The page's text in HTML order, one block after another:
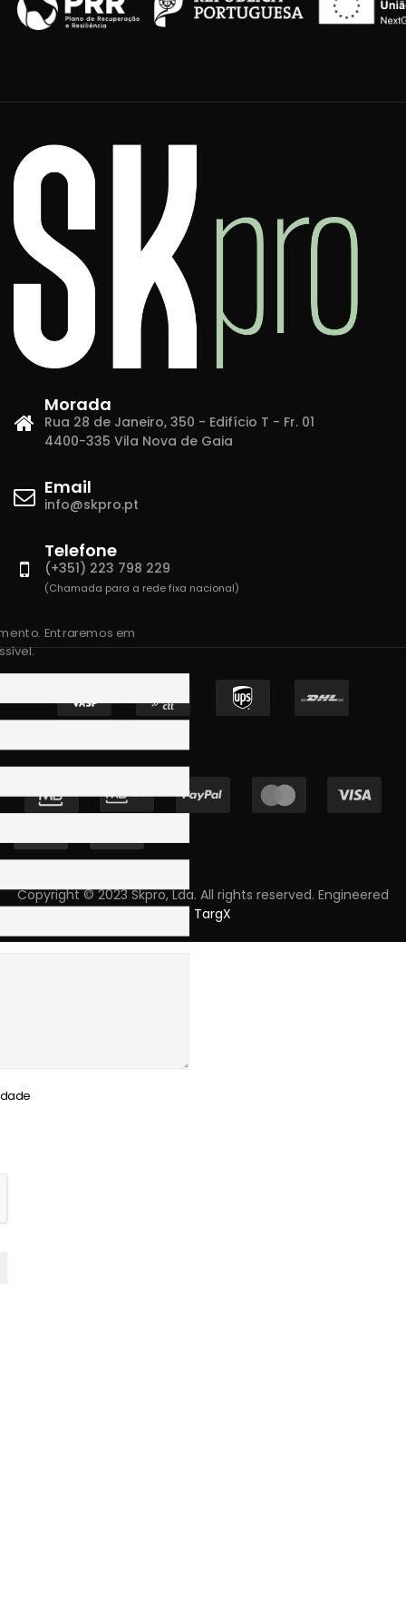
Morada
Rua 28 de Janeiro, 350 - Edifício T - Fr. 01
4400-335 Vila Nova de Gaia
Email
info@skpro.pt
Telefone
(+351) 223 798 229
(Chamada para a rede fixa nacional)
Copyright © 2023 Skpro, Lda. All rights reserved. Engineered
by TargX
Entraremos em